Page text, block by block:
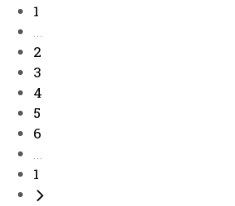
1
...
2
3
4
5
6
...
1